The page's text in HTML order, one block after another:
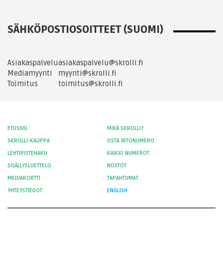
SÄHKÖPOSTIOSOITTEET (SUOMI)
Asiakaspalveluasiakaspalvelu@skrolli.fi
Mediamyynti
myynti@skrolli.fi
Toimitus
toimitus@skrolli.fi
ETUSIVU
MIKÄ SKROLLI?
SKROLLI-KAUPPA
OSTA IRTONUMERO
LEHTIPISTEHAKU
KAIKKI NUMEROT
SISÄLLYSLUETTELO
NOSTOT
MEDIAKORTTI
TAPAHTUMAT
YHTEYSTIEDOT
ENGLISH